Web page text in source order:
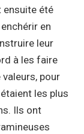
ensuite été
en
leur
à les faire
pour
les plus
Ils ont